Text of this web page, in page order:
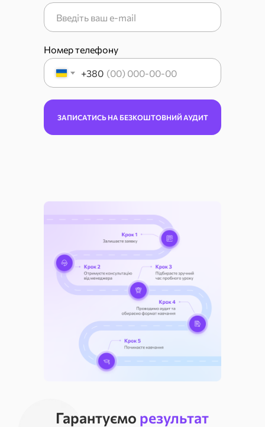
Номер телефону
+380
ЗАПИСАТИСЬ НА БЕЗКОШТОВНИЙ АУДИТ
Гарантуємо результат